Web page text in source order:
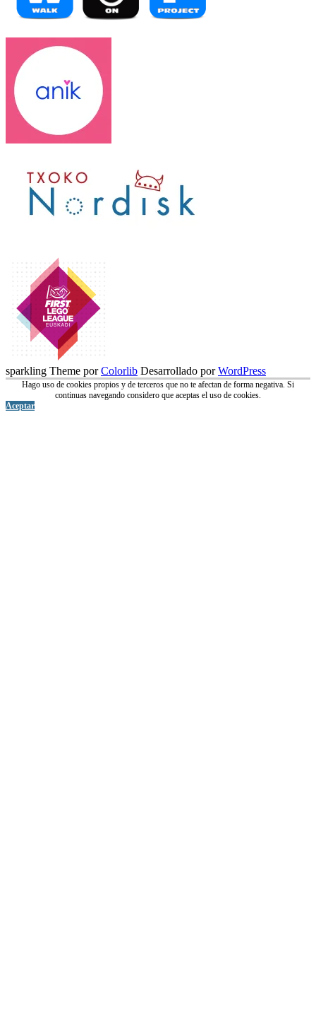
sparkling Theme porColorlib Desarrollado porWordPress
Hago uso de cookies propios y de terceros que no te afectan de forma negativa. Si
continuas navegando considero que aceptas el uso de cookies.
Aceptar